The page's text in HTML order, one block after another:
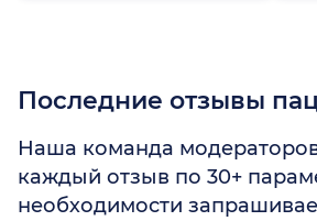
Последние отзывы
Наша команда
каждый отзыв по 30+
необходимости